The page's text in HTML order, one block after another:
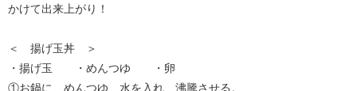
かけて出来上がり！
＜ 揚げ玉丼 ＞
・揚げ玉 ・めんつゆ ・卵
①お鍋に、めんつゆ、水を入れ、沸騰させる。